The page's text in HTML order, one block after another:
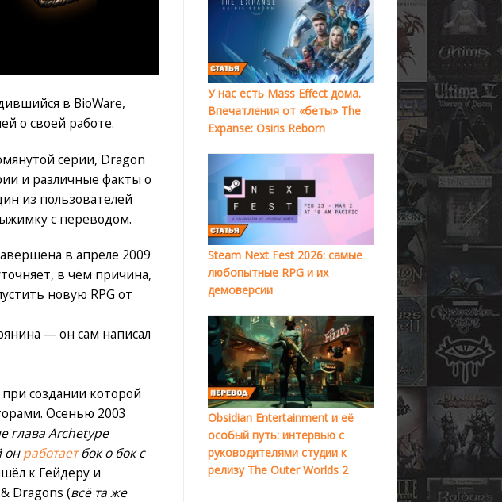
в BioWare,
о своей работе.
серии, Dragon
и различные факты о
из пользователей
с переводом.
в апреле 2009
в чём причина,
новую RPG от
— он сам написал
создании которой
Осенью 2003
глава Archetype
онработаетбок о бок с
к Гейдеру и
Dragons (всё та же
У нас есть Mass Effect дома.
Впечатления от «беты» The
Expanse: Osiris Reborn
Steam Next Fest 2026: самые
любопытные RPG и их
демоверсии
Obsidian Entertainment и её
особый путь: интервью с
руководителями студии к
релизу The Outer Worlds 2